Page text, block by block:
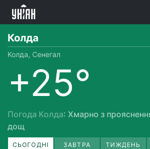
Колда
Колда, Сенегал
+25°
Погода Колда: Хмарно з
дощ
СЬОГОДНІ ЗАВТРА ТИЖДЕНЬ